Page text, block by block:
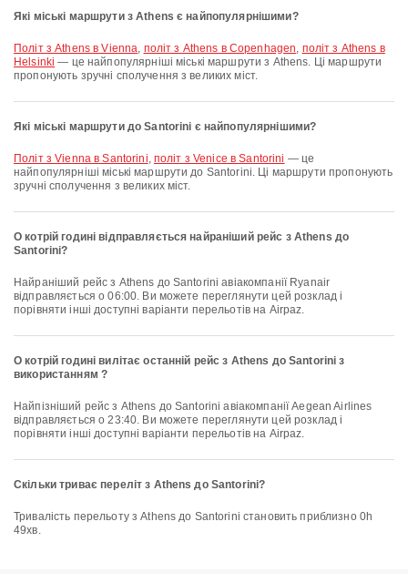
Які міські маршрути з Athens є найпопулярнішими?
політ з Athens в Vienna, політ з Athens в Copenhagen, політ з Athens в
Helsinki — це найпопулярніші міські маршрути з Athens. Ці маршрути
пропонують зручні сполучення з великих міст.
Які міські маршрути до Santorini є найпопулярнішими?
політ з Vienna в Santorini, політ з Venice в Santorini — це
найпопулярніші міські маршрути до Santorini. Ці маршрути пропонують
зручні сполучення з великих міст.
О котрій годині відправляється найраніший рейс з Athens до
Santorini?
Найраніший рейс з Athens до Santorini авіакомпанії Ryanair
відправляється о 06:00. Ви можете переглянути цей розклад і
порівняти інші доступні варіанти перельотів на Airpaz.
О котрій годині вилітає останній рейс з Athens до Santorini з
використанням ?
Найпізніший рейс з Athens до Santorini авіакомпанії Aegean Airlines
відправляється о 23:40. Ви можете переглянути цей розклад і
порівняти інші доступні варіанти перельотів на Airpaz.
Скільки триває переліт з Athens до Santorini?
Тривалість перельоту з Athens до Santorini становить приблизно 0h
49хв.